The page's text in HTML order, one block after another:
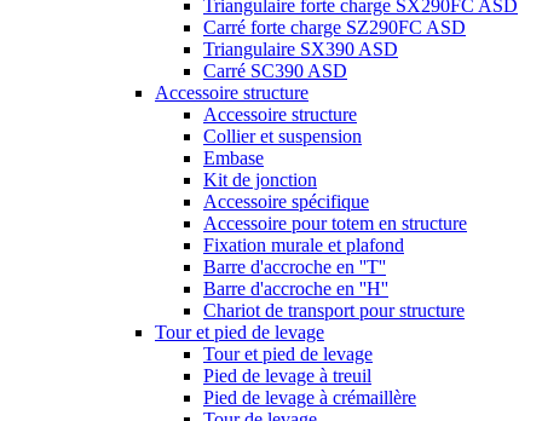
Triangulaire forte charge SX290FC ASD
Carré forte charge SZ290FC ASD
Triangulaire SX390 ASD
Carré SC390 ASD
Accessoire structure
Accessoire structure
Collier et suspension
Embase
Kit de jonction
Accessoire spécifique
Accessoire pour totem en structure
Fixation murale et plafond
Barre d'accroche en ''T''
Barre d'accroche en ''H''
Chariot de transport pour structure
Tour et pied de levage
Tour et pied de levage
Pied de levage à treuil
Pied de levage à crémaillère